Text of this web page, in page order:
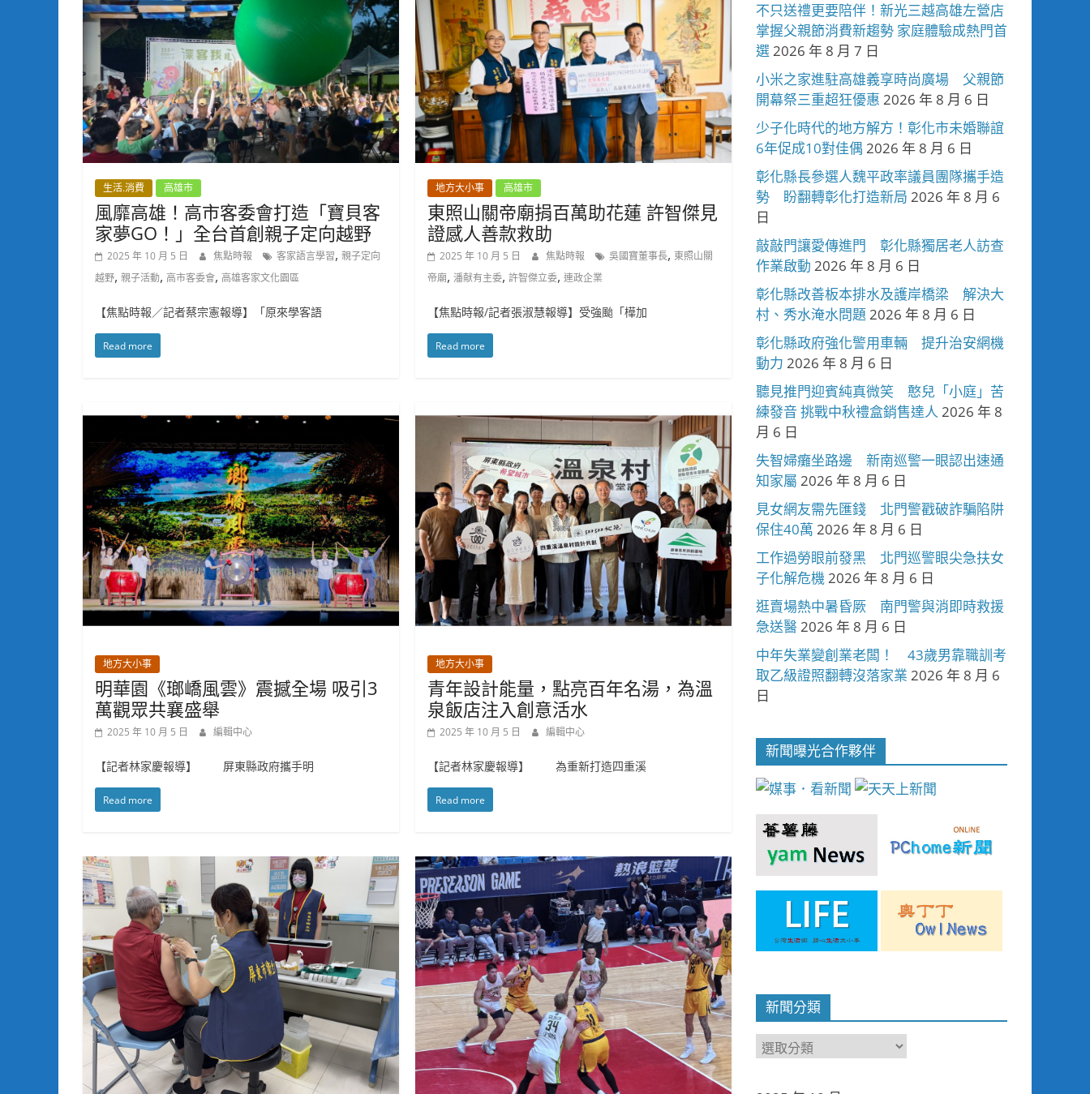
生活.消費 高雄市
風靡高雄！高市客委會打造「寶貝客
家夢GO！」全台首創親子定向越野
2025 年 10 月 5 日 焦點時報 客家語言學習, 親子定向
越野, 親子活動, 高市客委會, 高雄客家文化園區
【焦點時報／記者蔡宗憲報導】「原來學客語
Read more
地方大小事 高雄市
東照山關帝廟捐百萬助花蓮 許智傑見
證感人善款救助
2025 年 10 月 5 日 焦點時報 吳國寶董事長, 東照山關
帝廟,潘献有主委,許智傑立委,連政企業
【焦點時報/記者張淑慧報導】受強颱「樺加
Read more
地方大小事
明華園《瑯嶠風雲》震撼全場 吸引3
萬觀眾共襄盛舉
2025 年 10 月 5 日 編輯中心
【記者林家慶報導】 屏東縣政府攜手明
Read more
地方大小事
青年設計能量，點亮百年名湯，為溫
泉飯店注入創意活水
2025 年 10 月 5 日 編輯中心
【記者林家慶報導】 為重新打造四重溪
Read more
不只送禮更要陪伴！新光三越高雄左營店
掌握父親節消費新趨勢 家庭體驗成熱門首
選2026 年 8 月 7 日
小米之家進駐高雄義享時尚廣場 父親節
開幕祭三重超狂優惠 2026 年 8 月 6 日
少子化時代的地方解方！彰化市未婚聯誼
6年促成10對佳偶 2026 年 8 月 6 日
彰化縣長參選人魏平政率議員團隊攜手造
勢 盼翻轉彰化打造新局 2026 年 8 月 6
日
敲敲門讓愛傳進門 彰化縣獨居老人訪查
作業啟動 2026 年 8 月 6 日
彰化縣改善板本排水及護岸橋梁 解決大
村、秀水淹水問題 2026 年 8 月 6 日
彰化縣政府強化警用車輛 提升治安網機
動力 2026 年 8 月 6 日
聽見推門迎賓純真微笑 憨兒「小庭」苦
練發音 挑戰中秋禮盒銷售達人 2026 年 8
月 6 日
失智婦癱坐路邊 新南巡警一眼認出速通
知家屬 2026 年 8 月 6 日
見女網友需先匯錢 北門警戳破詐騙陷阱
保住40萬 2026 年 8 月 6 日
工作過勞眼前發黑 北門巡警眼尖急扶女
子化解危機2026 年 8 月 6 日
逛賣場熱中暑昏厥 南門警與消即時救援
急送醫2026 年 8 月 6 日
中年失業變創業老闆！ 43歲男靠職訓考
取乙級證照翻轉沒落家業 2026 年 8 月 6
日
新聞曝光合作夥伴
新聞分類
新